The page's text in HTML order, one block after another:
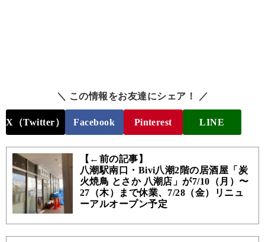
＼ この情報をお友達にシェア！ ／
X（Twitter） Facebook Pinterest LINE
【←前の記事】
八潮駅南口・Bivi八潮2階の居酒屋「炭
火焼鳥 とさか 八潮店」が7/10（月）〜
27（木）まで休業、7/28（金）リニュ
ーアルオープン予定